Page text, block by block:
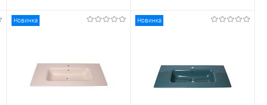
В избранное
Под заказ
В избранное
Под заказ
Новинка Новинка